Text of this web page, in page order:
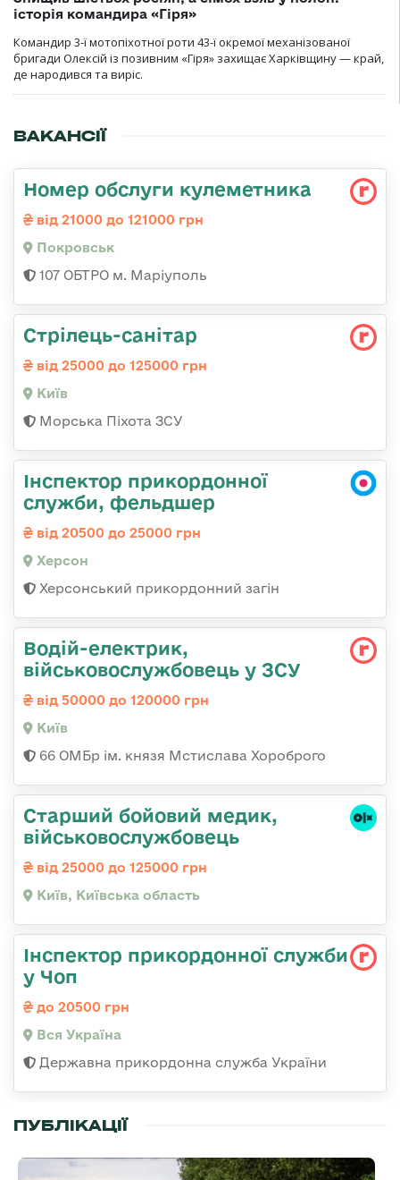
історія командира «Гіря»
Командир 3-ї мотопіхотної роти 43-ї окремої механізованої
бригади Олексій із позивним «Гіря» захищає Харківщину — край,
де народився та виріс.
ВАКАНСІЇ
Номер обслуги кулеметника
від 21000 до 121000 грн
Покровськ
107 ОБТРО м. Маріуполь
Стрілець-санітар
від 25000 до 125000 грн
Київ
Морська Піхота ЗСУ
Інспектор прикордонної
служби, фельдшер
від 20500 до 25000 грн
Херсон
Херсонський прикордонний загін
Водій-електрик,
військовослужбовець у ЗСУ
від 50000 до 120000 грн
Київ
66 ОМБр ім. князя Мстислава Хороброго
Старший бойовий медик,
військовослужбовець
від 25000 до 125000 грн
Київ, Київська область
Інспектор прикордонної служби
у Чоп
до 20500 грн
Вся Україна
Державна прикордонна служба України
ПУБЛІКАЦІЇ